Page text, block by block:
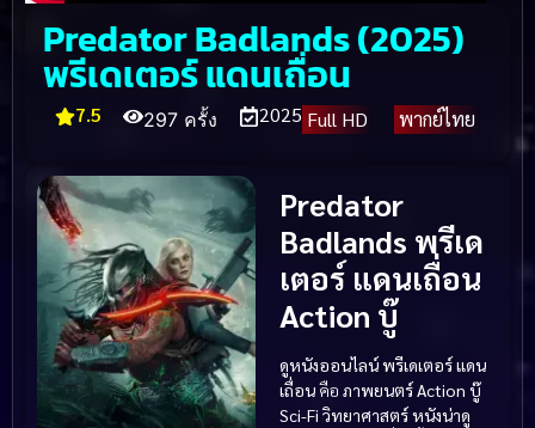
Predator Badlands (2025)
พรีเดเตอร์ แดนเถื่อน
7.5 297 ครั้ง 2025 Full HD พากย์ไทย
Predator
Badlands พรีเด
เตอร์ แดนเถื่อน
Action บู๊
ดูหนังออนไลน์ พรีเดเตอร์ แดน
เถื่อนคือ ภาพยนตร์ Action บู๊
Sci-Fi วิทยาศาสตร์หนังน่าดู